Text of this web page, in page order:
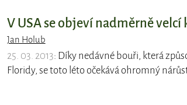
V USA se objeví nadměrně velcí
Jan Holub
25. 03. 2013: Díky nedávné bouři, která
Floridy, se toto léto očekává ohromný